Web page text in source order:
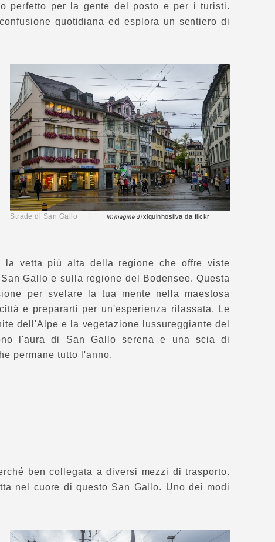
perfetto per la gente del posto e per i turisti.
quotidiana ed esplora un sentiero di
Strade di San Gallo | Immagine di xiquinhosilva da flickr
la vetta più alta della regione che offre viste
Gallo e sulla regione del Bodensee. Questa
per svelare la tua mente nella maestosa
e prepararti per un'esperienza rilassata. Le
dell'Alpe e la vegetazione lussureggiante del
l'aura di San Gallo serena e una scia di
permane tutto l'anno.
ben collegata a diversi mezzi di trasporto.
nel cuore di questo San Gallo. Uno dei modi